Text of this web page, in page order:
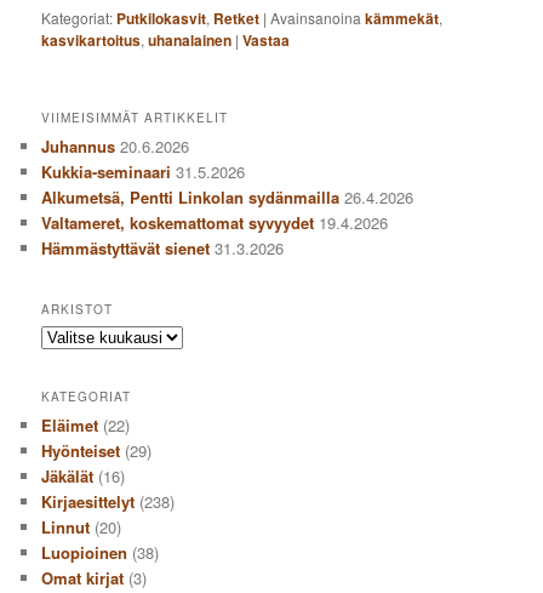
Kategoriat: Putkilokasvit, Retket |Avainsanoina kämmekät,
kasvikartoitus,uhanalainen |Vastaa
VIIMEISIMMÄT ARTIKKELIT
Juhannus 20.6.2026
Kukkia-seminaari 31.5.2026
Alkumetsä, Pentti Linkolan sydänmailla 26.4.2026
Valtameret, koskemattomat syvyydet 19.4.2026
Hämmästyttävät sienet 31.3.2026
ARKISTOT
Arkistot
KATEGORIAT
Eläimet (22)
Hyönteiset (29)
Jäkälät (16)
Kirjaesittelyt (238)
Linnut (20)
Luopioinen (38)
Omat kirjat (3)